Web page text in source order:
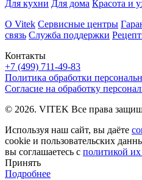
Контакты
+7 (499) 711-49-83
Для кухни Для дома Красота и
О Vitek Сервисные центры
связь Служба поддержки
Политика обработки
Согласие на обработку
© 2026. VITEK Все права
Используя наш сайт, вы даёте
cookie и пользовательских
вы соглашаетесь с политикой
Принять
Подробнее